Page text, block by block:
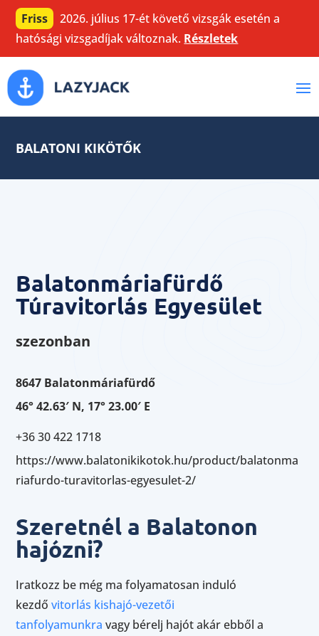
Friss
2026. július 17-ét követő vizsgák esetén a
hatósági vizsgadíjak változnak. Részletek
BALATONI KIKÖTŐK
Balatonmáriafürdő
Túravitorlás Egyesület
szezonban
8647 Balatonmáriafürdő
46° 42.63′ N, 17° 23.00′ E
+36 30 422 1718
https://www.balatonikikotok.hu/product/balatonma
riafurdo-turavitorlas-egyesulet-2/
Szeretnél a Balatonon
hajózni?
Iratkozz be még ma folyamatosan induló
kezdővitorlás kishajó-vezetői
tanfolyamunkra vagy bérelj hajót akár ebből a